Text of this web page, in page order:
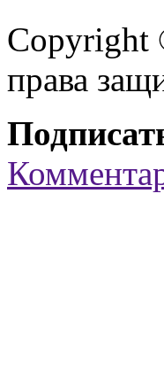
Copyright
права